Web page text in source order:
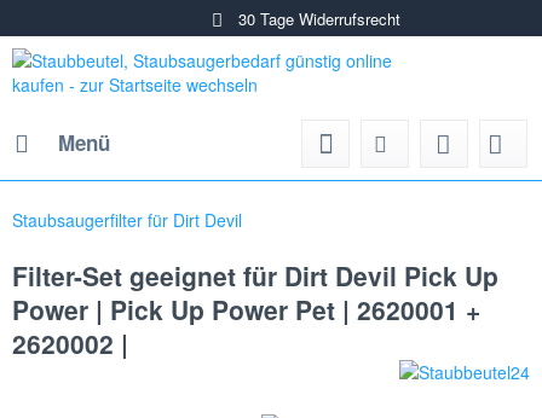
30 Tage Widerrufsrecht
Menü
Staubsaugerfilter für Dirt Devil
Filter-Set geeignet für Dirt Devil Pick Up
Power | Pick Up Power Pet | 2620001 +
2620002 |